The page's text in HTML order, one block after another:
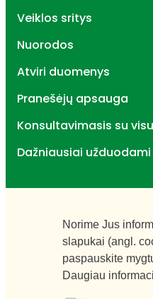
Veiklos sritys
Nuorodos
Atviri duomenys
Pranešėjų apsauga
Konsultavimasis su
Dažniausiai
Norime Jus
slapukai (angl.
paspauskite
Daugiau